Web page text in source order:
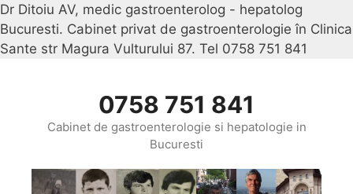
Dr Ditoiu AV, medic gastroenterolog - hepatolog
Bucuresti. Cabinet privat de gastroenterologie în Clinica
Sante str Magura Vulturului 87. Tel 0758 751 841
0758 751 841
Cabinet de gastroenterologie si hepatologie in
Bucuresti